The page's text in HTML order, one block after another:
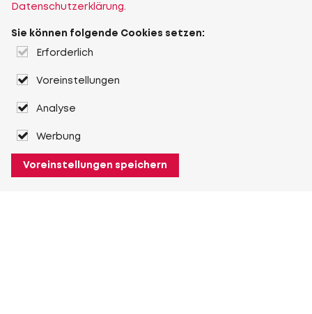
Datenschutzerklärung.
Sie können folgende Cookies setzen:
Erforderlich
Voreinstellungen
Analyse
Werbung
Voreinstellungen speichern